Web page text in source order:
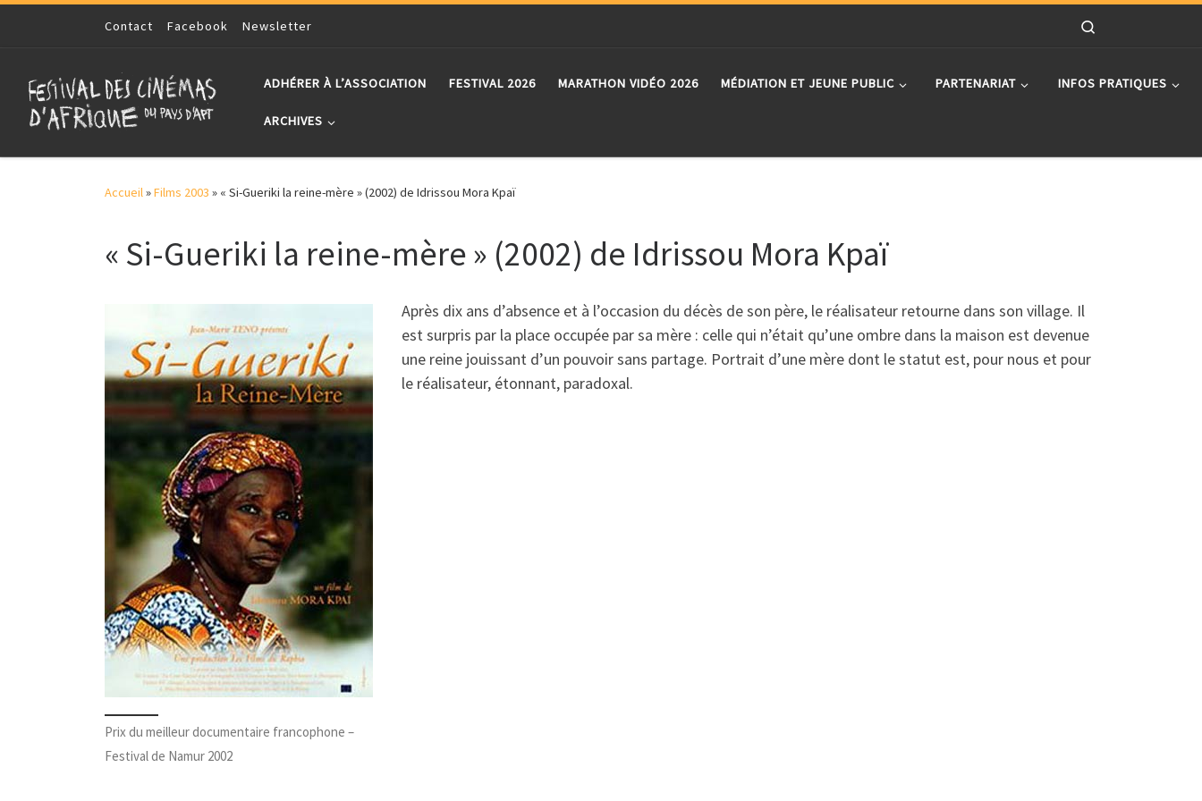
Skip to contentContact Facebook Newsletter
ADHÉRER À L’ASSOCIATION FESTIVAL 2026 MARATHON VIDÉO 2026 MÉDIATION ET JEUNE PUBLIC PARTENARIAT INFOS PRATIQUES
ARCHIVES
Accueil»Films 2003 » « Si-Gueriki la reine-mère » (2002) de Idrissou Mora Kpaï
« Si-Gueriki la reine-mère » (2002) de Idrissou Mora Kpaï
Prix du meilleur documentaire francophone –
Festival de Namur 2002
Après dix ans d’absence et à l’occasion du décès de son père, le réalisateur retourne dans son village. Il
est surpris par la place occupée par sa mère : celle qui n’était qu’une ombre dans la maison est devenue
une reine jouissant d’un pouvoir sans partage. Portrait d’une mère dont le statut est, pour nous et pour
le réalisateur, étonnant, paradoxal.